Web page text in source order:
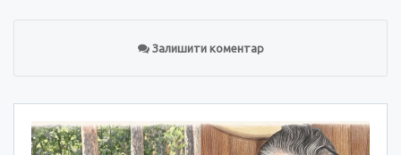
Залишити коментар